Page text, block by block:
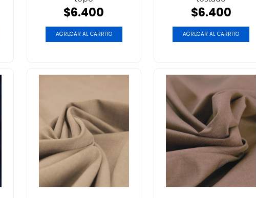
$6.400
AGREGAR AL CARRITO
$6.400
AGREGAR AL CARRITO